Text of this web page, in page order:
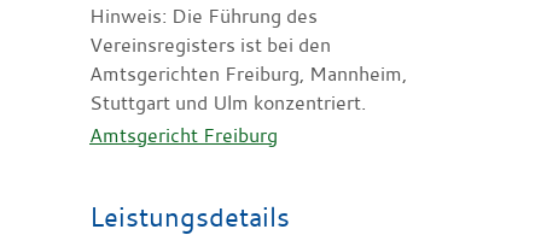
Hinweis: Die Führung des
Vereinsregisters ist bei den
Amtsgerichten Freiburg, Mannheim,
Stuttgart und Ulm konzentriert.
Amtsgericht Freiburg
Leistungsdetails